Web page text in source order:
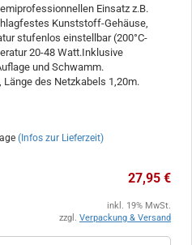
Einsatz z.B.
Kunststoff-Gehäuse,
stufenlos einstellbar (200°C-
20-48 Watt.Inklusive
und Schwamm.
des Netzkabels 1,20m.
(Infos zur Lieferzeit)
27,95 €
inkl. 19% MwSt.
zzgl. Verpackung & Versand